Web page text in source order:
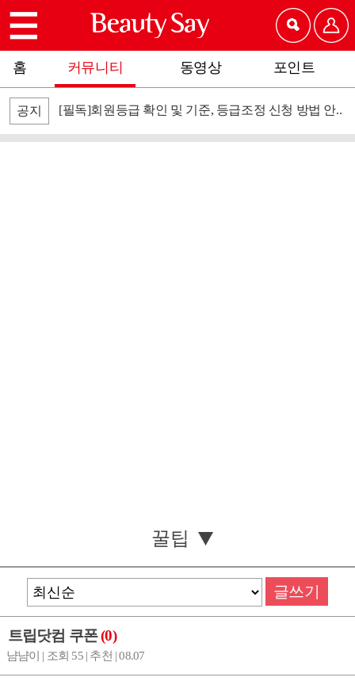
홈 커뮤니티 동영상 포인트
공지 [필독]회원등급 확인 및 기준, 등급조정 신청 방법 안..
꿀팁
글쓰기
트립닷컴 쿠폰(0)
냠냠이 | 조회 55 | 추천 | 08.07